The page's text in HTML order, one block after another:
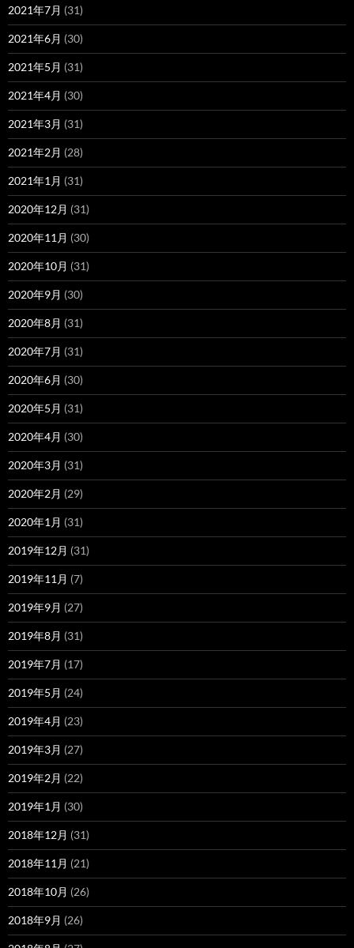
2021年7月 (31)
2021年6月 (30)
2021年5月 (31)
2021年4月 (30)
2021年3月 (31)
2021年2月 (28)
2021年1月 (31)
2020年12月 (31)
2020年11月 (30)
2020年10月 (31)
2020年9月 (30)
2020年8月 (31)
2020年7月 (31)
2020年6月 (30)
2020年5月 (31)
2020年4月 (30)
2020年3月 (31)
2020年2月 (29)
2020年1月 (31)
2019年12月 (31)
2019年11月 (7)
2019年9月 (27)
2019年8月 (31)
2019年7月 (17)
2019年5月 (24)
2019年4月 (23)
2019年3月 (27)
2019年2月 (22)
2019年1月 (30)
2018年12月 (31)
2018年11月 (21)
2018年10月 (26)
2018年9月 (26)